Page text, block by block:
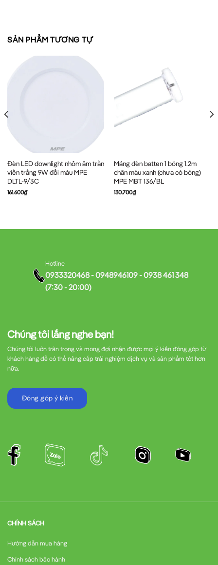
SẢN PHẨM TƯƠNG TỰ
Đèn LED downlight nhôm âm trần
viền trắng 9W đổi màu MPE
DLTL-9/3C
161.600₫
Máng đèn batten 1 bóng 1.2m
chân màu xanh (chưa có bóng)
MPE MBT 136/BL
130.700₫
Chúng tôi lắng nghe bạn!
Chúng tôi luôn trân trọng và mong đợi nhận được mọi ý kiến đóng góp từ
khách hàng để có thể nâng cấp trải nghiệm dịch vụ và sản phẩm tốt hơn
nữa.
Đóng góp ý kiến
Hotline
0933320468 - 0948946109 - 0938 461 348
(7:30 - 20:00)
CHÍNH SÁCH
Hướng dẫn mua hàng
Chính sách bảo hành